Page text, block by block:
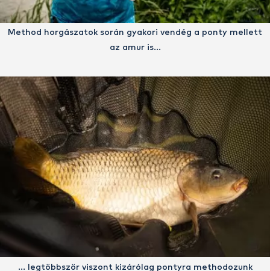
Method horgászatok során gyakori vendég a ponty mellett
az amur is…
… legtöbbször viszont kizárólag pontyra methodozunk